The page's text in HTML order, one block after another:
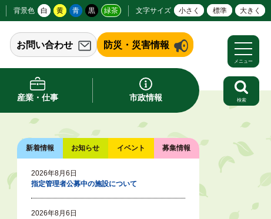
背景色 白 黄 青 黒 緑茶 文字サイズ 小さく 標準 大きく
お問い合わせ 防災・災害情報
産業・仕事 市政情報
メニュー
検索
新着情報 お知らせ イベント 募集情報
2026年8月6日
指定管理者公募中の施設について
2026年8月6日